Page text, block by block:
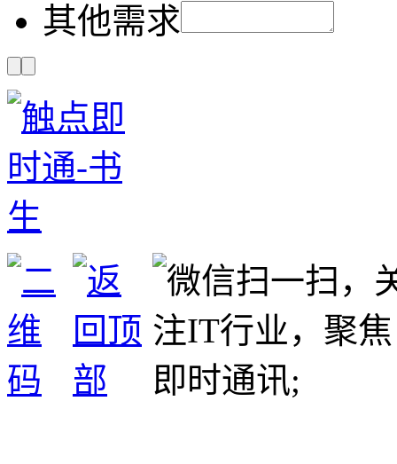
其他需求